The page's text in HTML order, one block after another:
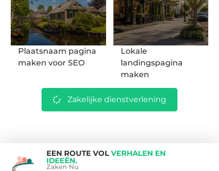
Plaatsnaam pagina
maken voor SEO
Lokale
landingspagina
maken
Zakelijke dienstverlening
EEN ROUTE VOL VERHALEN EN
IDEEËN.
Zaken Nu